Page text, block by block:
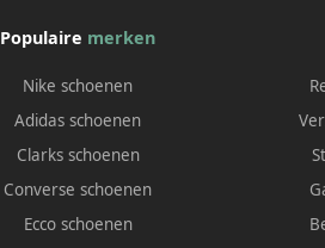
Populaire merken
Nike schoenen
Adidas schoenen
Clarks schoenen
Converse schoenen
Ecco schoenen